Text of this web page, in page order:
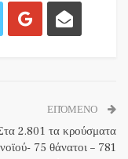
ΕΠΌΜΕΝΟ
2.801 τα κρούσματα
75 θάνατοι – 781